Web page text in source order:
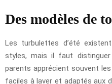
Des modèles de
Les turbulettes d’été
styles, mais il faut distinguer
parents apprécient souvent
faciles à laver et adaptés aux